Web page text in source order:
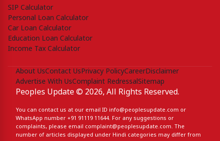
SIP Calculator
Personal Loan Calculator
Car Loan Calculator
Education Loan Calculator
Income Tax Calculator
About UsContact UsPrivacy PolicyCareerDisclaimer
Advertise With UsComplaint RedressalSitemap
Peoples Update © 2026, All Rights Reserved.
You can contact us at our email ID info@peoplesupdate.com or
WhatsApp number +91 91119 11644. For any suggestions or
complaints, please email complaint@peoplesupdate.com. The
number of articles displayed under Hindi categories may differ from